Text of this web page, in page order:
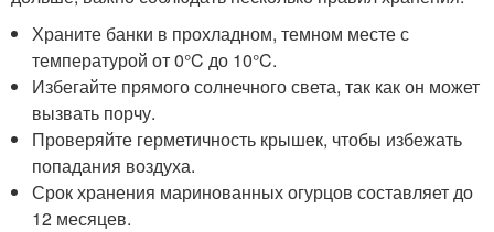
Храните банки в прохладном, темном месте с
температурой от 0°C до 10°C.
Избегайте прямого солнечного света, так как он может
вызвать порчу.
Проверяйте герметичность крышек, чтобы избежать
попадания воздуха.
Срок хранения маринованных огурцов составляет до
12 месяцев.